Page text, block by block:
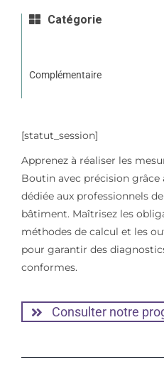
Catégorie
Complémentaire
[statut_session]
Apprenez à réaliser les
Boutin avec précision
dédiée aux professionnels
bâtiment. Maîtrisez les
méthodes de calcul et les
pour garantir des
conformes.
Consulter notre